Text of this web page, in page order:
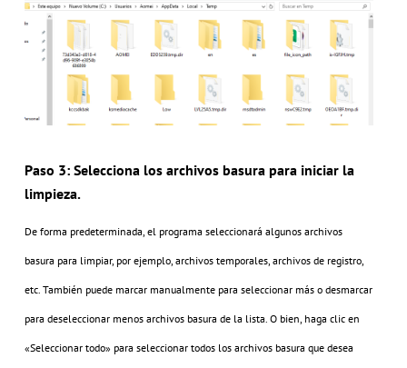
Paso 3: Selecciona los archivos basura para iniciar la
limpieza.
De forma predeterminada, el programa seleccionará algunos archivos
basura para limpiar, por ejemplo, archivos temporales, archivos de registro,
etc. También puede marcar manualmente para seleccionar más o desmarcar
para deseleccionar menos archivos basura de la lista. O bien, haga clic en
«Seleccionar todo» para seleccionar todos los archivos basura que desea